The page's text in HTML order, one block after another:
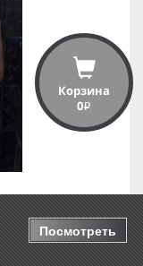
Корзина
0i
Посмотреть